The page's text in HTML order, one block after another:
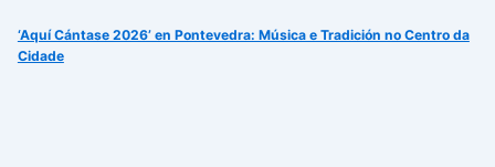
‘Aquí Cántase 2026’ en Pontevedra: Música e Tradición no Centro da
Cidade